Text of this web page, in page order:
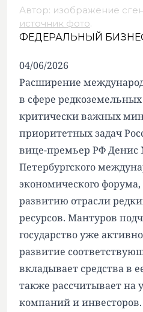
Автор: изображение
источник фото.
ФЕДЕРАЛЬНЫЙ
04/06/2026
Расширение
в сфере
критически важных
приоритетных задач
вице-премьер РФ Денис
Петербургского
экономического
развитию отрасли
ресурсов. Мантуров
государство уже
развитие
вкладывает средства в
также рассчитывает на
компаний и